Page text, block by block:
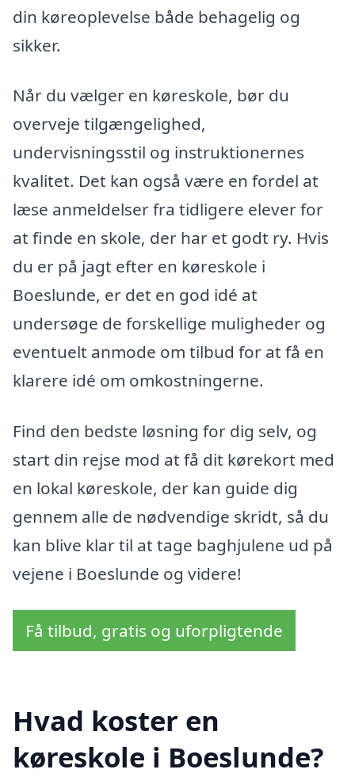
din køreoplevelse både behagelig og
sikker.
Når du vælger en køreskole, bør du
overveje tilgængelighed,
undervisningsstil og instruktionernes
kvalitet. Det kan også være en fordel at
læse anmeldelser fra tidligere elever for
at finde en skole, der har et godt ry. Hvis
du er på jagt efter en køreskole i
Boeslunde, er det en god idé at
undersøge de forskellige muligheder og
eventuelt anmode om tilbud for at få en
klarere idé om omkostningerne.
Find den bedste løsning for dig selv, og
start din rejse mod at få dit kørekort med
en lokal køreskole, der kan guide dig
gennem alle de nødvendige skridt, så du
kan blive klar til at tage baghjulene ud på
vejene i Boeslunde og videre!
Få tilbud, gratis og uforpligtende
Hvad koster en
køreskole i Boeslunde?